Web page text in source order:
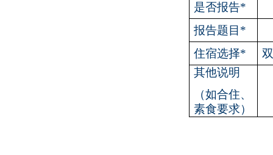
是否报告*
报告题目 *
住宿选择*
其他说明
（如合住、
素食要求）